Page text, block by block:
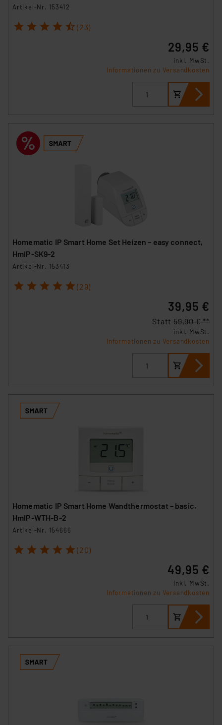
Artikel-Nr. 153412
1 2 3 4 5 (23)
29,95 €
inkl. MwSt.
Informationen zu Versandkosten
Homematic IP Smart Home Set Heizen – easy connect,
HmIP-SK9-2
Artikel-Nr. 153413
1 2 3 4 5 (29)
39,95 €
Statt 59,90 € **
inkl. MwSt.
Informationen zu Versandkosten
Homematic IP Smart Home Wandthermostat – basic,
HmIP-WTH-B-2
Artikel-Nr. 154666
1 2 3 4 5 (20)
49,95 €
inkl. MwSt.
Informationen zu Versandkosten